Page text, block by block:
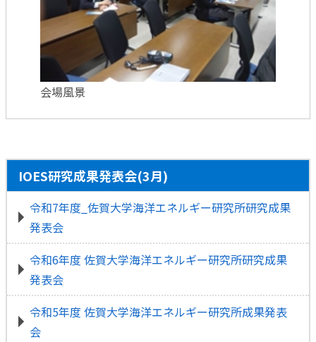
IOES研究成果発表会(3月)
令和7年度_佐賀大学海洋エネルギー研究所研究成果
発表会
令和6年度 佐賀大学海洋エネルギー研究所研究成果
発表会
令和5年度 佐賀大学海洋エネルギー研究所成果発表
会
会場風景